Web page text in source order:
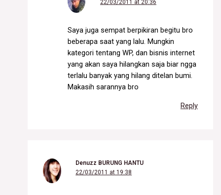
22/03/2011 at 20:36
Saya juga sempat berpikiran begitu bro
beberapa saat yang lalu. Mungkin
kategori tentang WP, dan bisnis internet
yang akan saya hilangkan saja biar ngga
terlalu banyak yang hilang ditelan bumi.
Makasih sarannya bro
Reply
Denuzz BURUNG HANTU
22/03/2011 at 19:38